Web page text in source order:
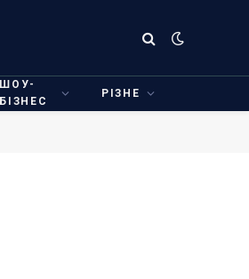
ШОУ-
БІЗНЕС
РІЗНЕ